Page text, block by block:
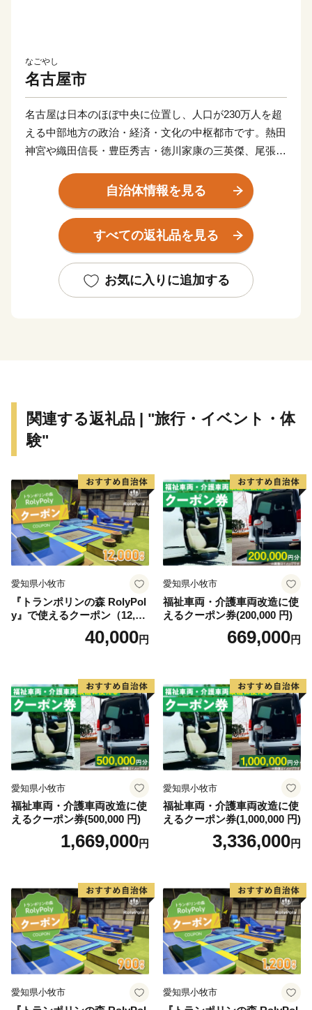
なごやし
名古屋市
名古屋は日本のほぼ中央に位置し、人口が230万人を超
える中部地方の政治・経済・文化の中枢都市です。熱田
神宮や織田信長・豊臣秀吉・徳川家康の三英傑、尾張徳
礎となっています。現在は、武将ゆかりの歴史・文化や
なごやめしを目的に多くの方が名古屋を訪れるなど、名
古屋の魅力は国内外に広がってきています。また、アジ
ア・アジアパラ競技大会の開催や、リニア中央新幹線の
地域経済のさらなる発展が期待されます。
自治体情報を見る
すべての返礼品を見る
お気に入りに追加する
関連する返礼品 | "旅行・イベント・体
験"
愛知県小牧市
『トランポリンの森 RolyPol
y』で使えるクーポン（12,00
40,000円
愛知県小牧市
福祉車両・介護車両改造に使
えるクーポン券(200,000 円)
669,000円
愛知県小牧市
福祉車両・介護車両改造に使
えるクーポン券(500,000 円)
1,669,000円
愛知県小牧市
福祉車両・介護車両改造に使
えるクーポン券(1,000,000 円)
3,336,000円
愛知県小牧市 愛知県小牧市